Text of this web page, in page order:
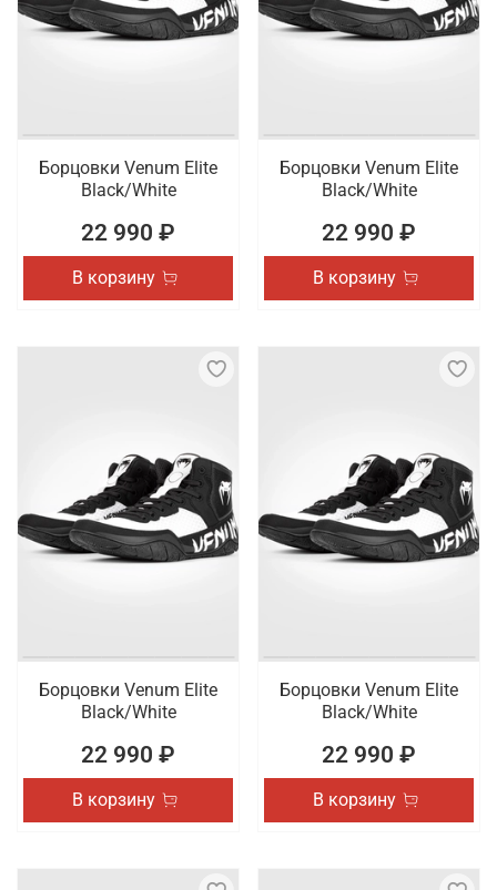
Борцовки Venum Elite
Black/White
22 990 ₽
В корзину
Борцовки Venum Elite
Black/White
22 990 ₽
В корзину
Борцовки Venum Elite
Black/White
22 990 ₽
В корзину
Борцовки Venum Elite
Black/White
22 990 ₽
В корзину